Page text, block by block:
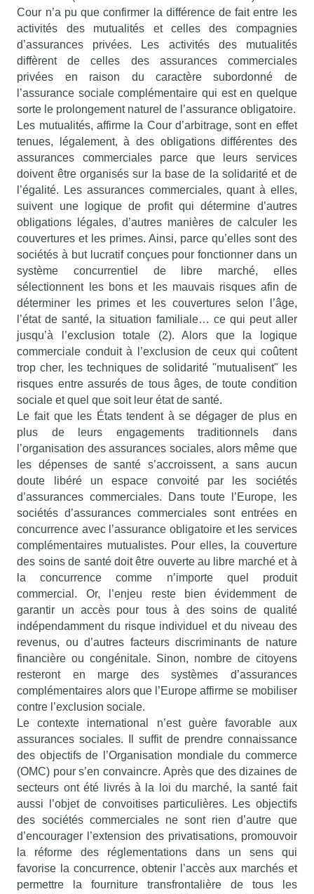
Cour n’a pu que confirmer la différence de fait entre les
activités des mutualités et celles des compagnies
d’assurances privées. Les activités des mutualités
diffèrent de celles des assurances commerciales
privées en raison du caractère subordonné de
l’assurance sociale complémentaire qui est en quelque
sorte le prolongement naturel de l’assurance obligatoire.
Les mutualités, affirme la Cour d’arbitrage, sont en effet
tenues, légalement, à des obligations différentes des
assurances commerciales parce que leurs services
doivent être organisés sur la base de la solidarité et de
l’égalité. Les assurances commerciales, quant à elles,
suivent une logique de profit qui détermine d’autres
obligations légales, d’autres manières de calculer les
couvertures et les primes. Ainsi, parce qu’elles sont des
sociétés à but lucratif conçues pour fonctionner dans un
système concurrentiel de libre marché, elles
sélectionnent les bons et les mauvais risques afin de
déterminer les primes et les couvertures selon l’âge,
l’état de santé, la situation familiale… ce qui peut aller
jusqu’à l’exclusion totale (2). Alors que la logique
commerciale conduit à l’exclusion de ceux qui coûtent
trop cher, les techniques de solidarité "mutualisent" les
risques entre assurés de tous âges, de toute condition
sociale et quel que soit leur état de santé.
Le fait que les États tendent à se dégager de plus en
plus de leurs engagements traditionnels dans
l’organisation des assurances sociales, alors même que
les dépenses de santé s’accroissent, a sans aucun
doute libéré un espace convoité par les sociétés
d’assurances commerciales. Dans toute l’Europe, les
sociétés d’assurances commerciales sont entrées en
concurrence avec l’assurance obligatoire et les services
complémentaires mutualistes. Pour elles, la couverture
des soins de santé doit être ouverte au libre marché et à
la concurrence comme n’importe quel produit
commercial. Or, l’enjeu reste bien évidemment de
garantir un accès pour tous à des soins de qualité
indépendamment du risque individuel et du niveau des
revenus, ou d’autres facteurs discriminants de nature
financière ou congénitale. Sinon, nombre de citoyens
resteront en marge des systèmes d’assurances
complémentaires alors que l’Europe affirme se mobiliser
contre l’exclusion sociale.
Le contexte international n’est guère favorable aux
assurances sociales. Il suffit de prendre connaissance
des objectifs de l’Organisation mondiale du commerce
(OMC) pour s’en convaincre. Après que des dizaines de
secteurs ont été livrés à la loi du marché, la santé fait
aussi l’objet de convoitises particulières. Les objectifs
des sociétés commerciales ne sont rien d’autre que
d’encourager l’extension des privatisations, promouvoir
la réforme des réglementations dans un sens qui
favorise la concurrence, obtenir l’accès aux marchés et
permettre la fourniture transfrontalière de tous les